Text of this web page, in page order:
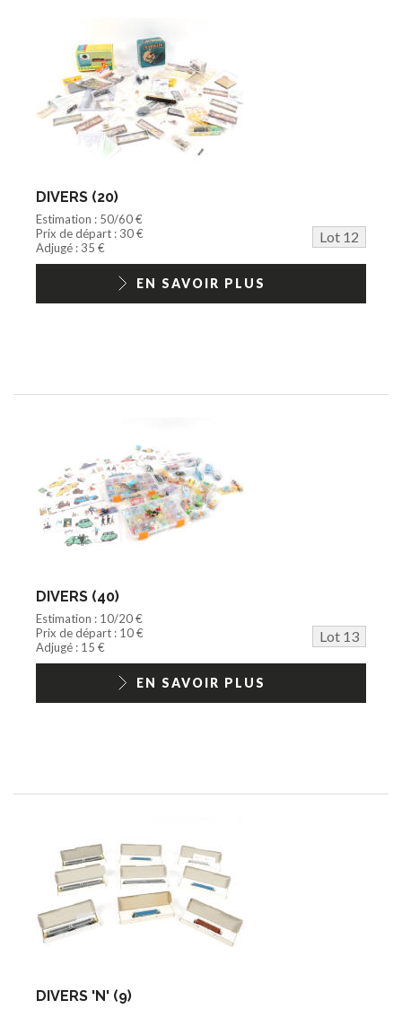
DIVERS (20)
Estimation : 50/60 €
Prix de départ : 30 €
Lot 12
Adjugé : 35 €
EN SAVOIR PLUS
DIVERS (40)
Estimation : 10/20 €
Prix de départ : 10 €
Lot 13
Adjugé : 15 €
EN SAVOIR PLUS
DIVERS 'N' (9)